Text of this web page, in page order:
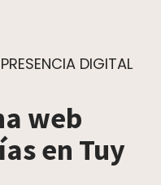
DIGITAL
web
en Tuy